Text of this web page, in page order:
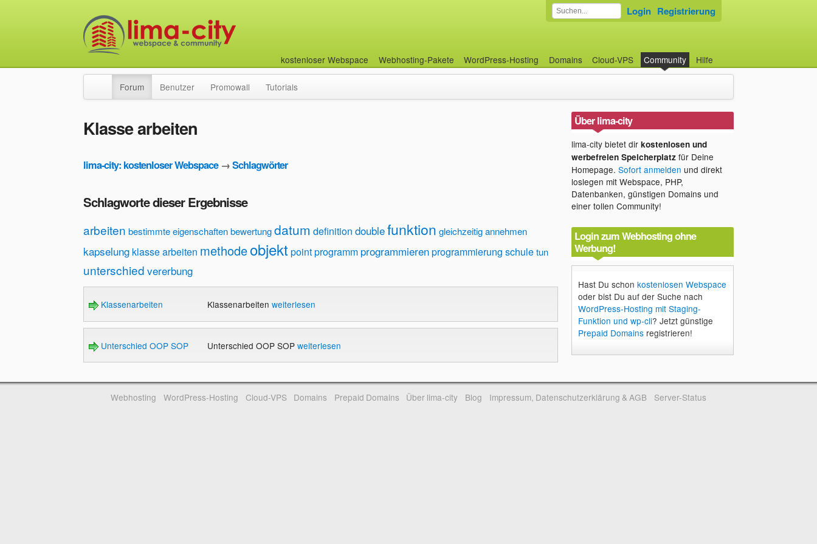
kostenloser Webspace Webhosting-Pakete WordPress-Hosting Domains Cloud-VPS Community Hilfe
Login Registrierung
Forum Benutzer Promowall Tutorials
Klasse arbeiten
lima-city: kostenloser Webspace→Schlagwörter
Schlagworte dieser Ergebnisse
arbeiten bestimmte eigenschaftenbewertungdatum definition doublefunktion gleichzeitig annehmen
kapselung klasse arbeiten methodeobjekt pointprogramm programmierenprogrammierung schuletun
unterschied vererbung
Klassenarbeiten Klassenarbeiten weiterlesen
Unterschied OOP SOP Unterschied OOP SOP weiterlesen
Über lima-city
lima-city bietet dir kostenlosen und
werbefreien Speicherplatzfür Deine
Homepage. Sofort anmelden und direkt
loslegen mit Webspace, PHP,
Datenbanken, günstigen Domains und
einer tollen Community!
Login zum Webhosting ohne
Werbung!
Hast Du schon kostenlosen Webspace
oder bist Du auf der Suche nach
WordPress-Hosting mit Staging-
Funktion und wp-cli? Jetzt günstige
Prepaid Domainsregistrieren!
Webhosting WordPress-Hosting Cloud-VPS Domains Prepaid Domains Über lima-city Blog Impressum, Datenschutzerklärung & AGB Server-Status